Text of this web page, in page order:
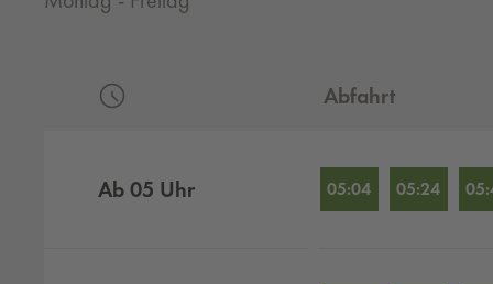
Abfahrt
Ab05 Uhr 05:04 05:24